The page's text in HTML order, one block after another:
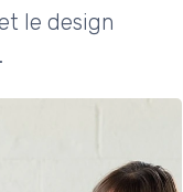
le design